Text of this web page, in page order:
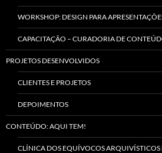
WORKSHOP: DESIGN PARA
CAPACITAÇÃO – CURADORIA DE
PROJETOS DESENVOLVIDOS
CLIENTES E PROJETOS
DEPOIMENTOS
CONTEÚDO: AQUI TEM!
CLÍNICA DOS EQUÍVOCOS ARQUIVÍSTICOS